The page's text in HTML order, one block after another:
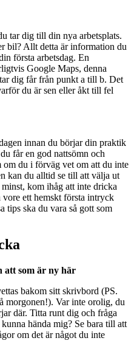
tar dig till din nya arbetsplats.
bil? Allt detta är information du
första arbetsdag. En
Google Maps, denna
dig får från punkt a till b. Det
du är sen eller åkt till fel
innan du börjar din praktik
får en god nattsömn och
du i förväg vet om att du inte
kan du alltid se till att välja ut
kom ihåg att inte dricka
ett hemskt första intryck
tips ska du vara så gott som
att som är ny här
bakom sitt skrivbord (PS.
morgonen!). Var inte orolig, du
där. Titta runt dig och fråga
hända mig? Se bara till att
om det är något du inte